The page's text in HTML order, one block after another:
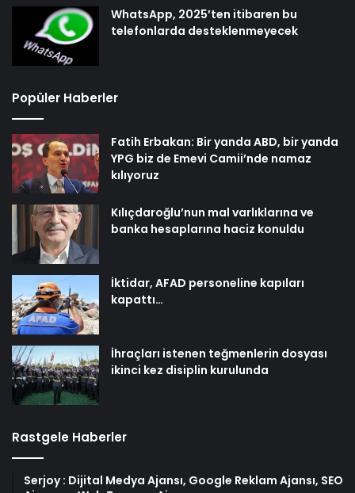
WhatsApp, 2025’ten itibaren bu
telefonlarda desteklenmeyecek
Popüler Haberler
Fatih Erbakan: Bir yanda ABD, bir yanda
YPG biz de Emevi Camii’nde namaz
kılıyoruz
Kılıçdaroğlu’nun mal varlıklarına ve
banka hesaplarına haciz konuldu
İktidar, AFAD personeline kapıları
kapattı…
İhraçları istenen teğmenlerin dosyası
ikinci kez disiplin kurulunda
Rastgele Haberler
Serjoy : Dijital Medya Ajansı, Google Reklam Ajansı, SEO